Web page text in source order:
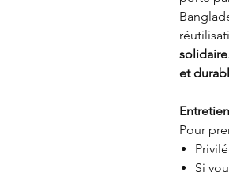
solidaire
et
Pour
Si